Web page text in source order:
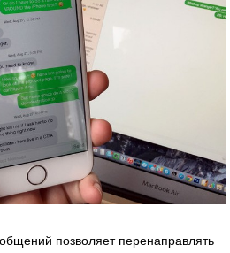
позволяет перенаправлять